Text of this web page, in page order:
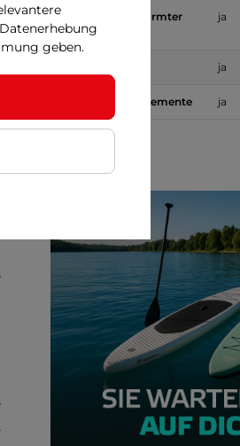
Anatomisch geformter
Rücken
ja
ja
Reflektierende Elemente ja
geben.